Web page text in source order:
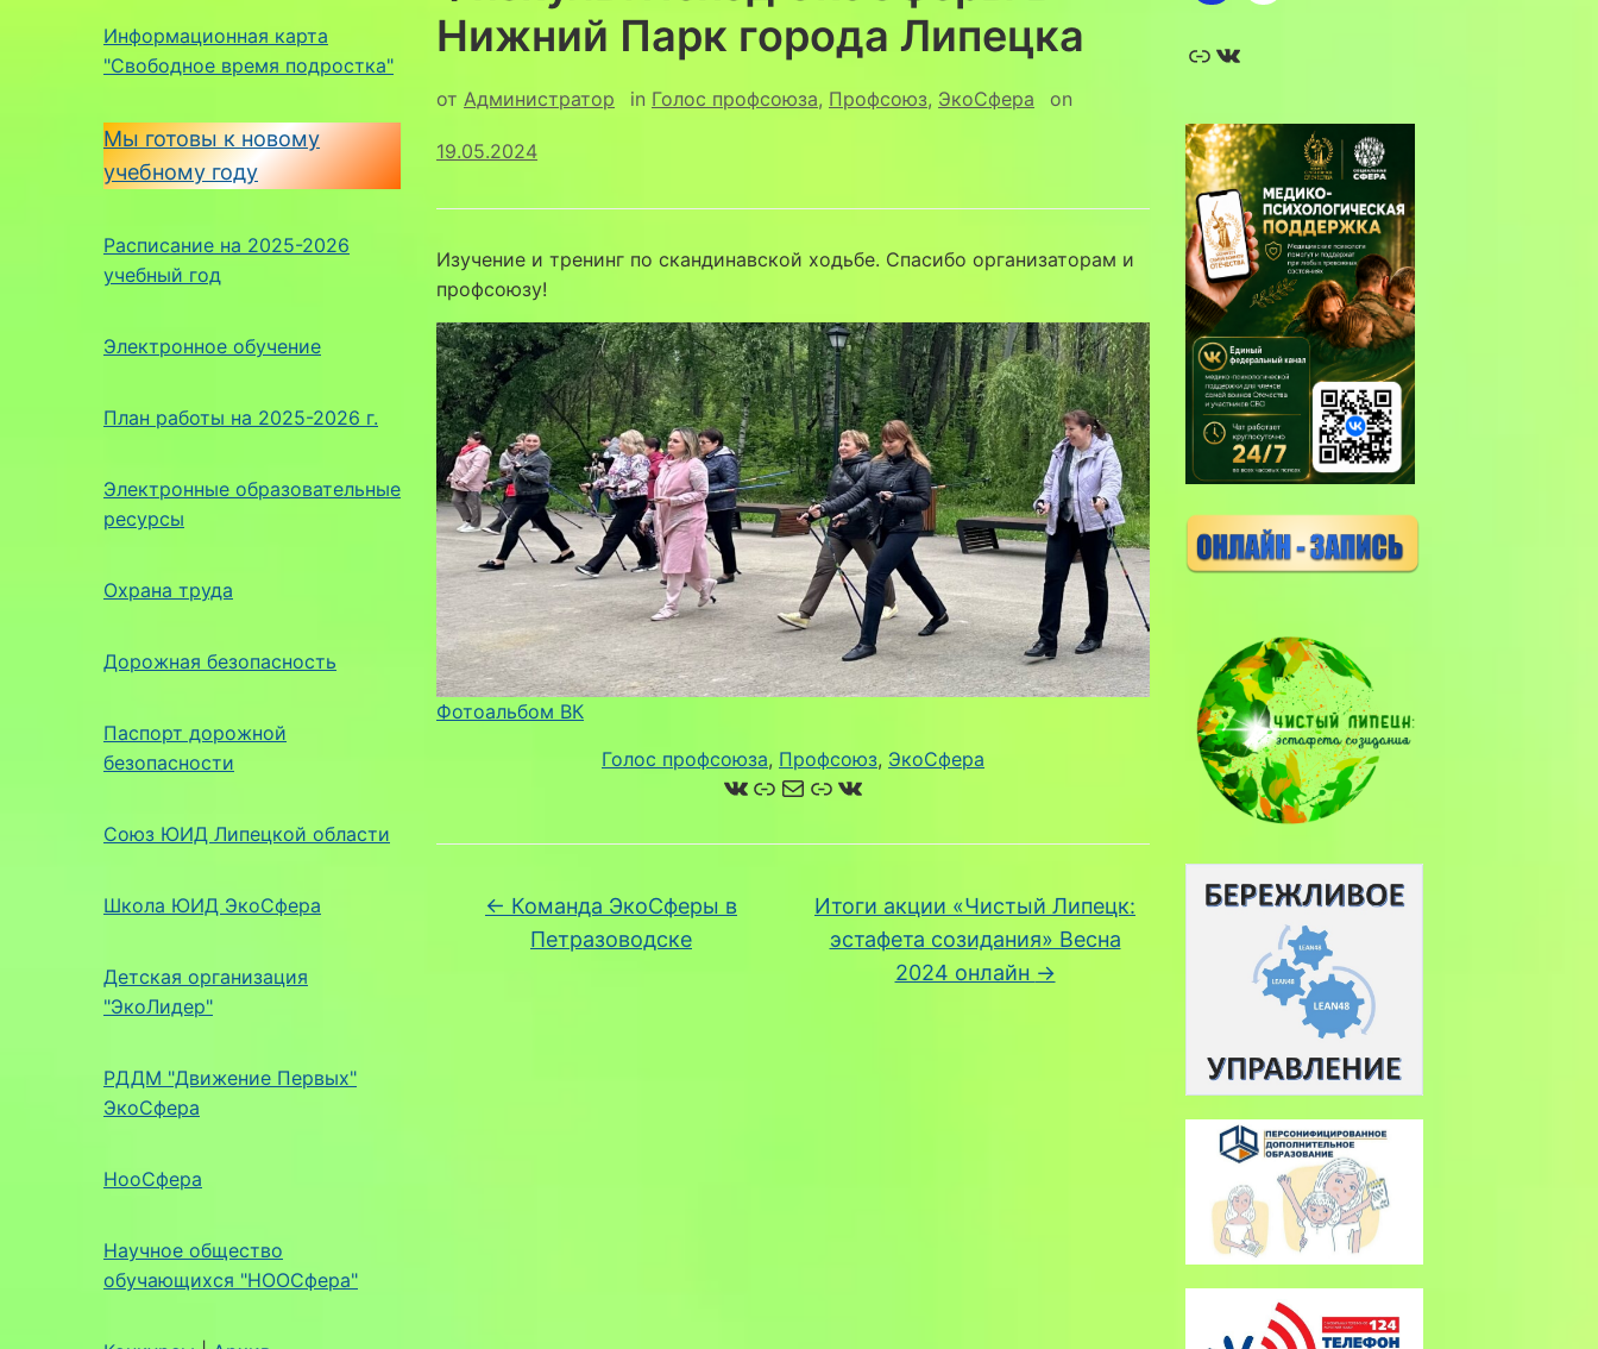
Информационная карта
"Свободное время подростка"
Мы готовы к новому
учебному году
Расписание на 2025-2026
учебный год
Электронное обучение
План работы на 2025-2026 г.
Электронные образовательные
ресурсы
Охрана труда
Дорожная безопасность
Паспорт дорожной
безопасности
Союз ЮИД Липецкой области
Школа ЮИД ЭкоСфера
Детская организация
"ЭкоЛидер"
РДДМ "Движение Первых"
ЭкоСфера
НооСфера
Научное общество
обучающихся "НООСфера"
Нижний Парк города Липецка
от Администратор in Голос профсоюза, Профсоюз, ЭкоСфера on
19.05.2024
Изучение и тренинг по скандинавской ходьбе. Спасибо организаторам и
профсоюзу!
Фотоальбом ВК
Голос профсоюза, Профсоюз, ЭкоСфера
ВКонтакте
Ссылка
Почта
Ссылка
ВКонтакте
← Команда ЭкоСферы в
Петразоводске
Итоги акции «Чистый Липецк:
эстафета созидания» Весна
2024 онлайн →
Ссылка